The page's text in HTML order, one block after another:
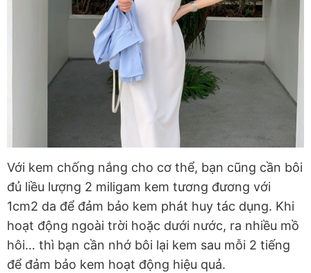
Với kem chống nắng cho cơ thể, bạn cũng cần bôi
đủ liều lượng 2 miligam kem tương đương với
1cm2 da để đảm bảo kem phát huy tác dụng. Khi
hoạt động ngoài trời hoặc dưới nước, ra nhiều mồ
hôi… thì bạn cần nhớ bôi lại kem sau mỗi 2 tiếng
để đảm bảo kem hoạt động hiệu quả.